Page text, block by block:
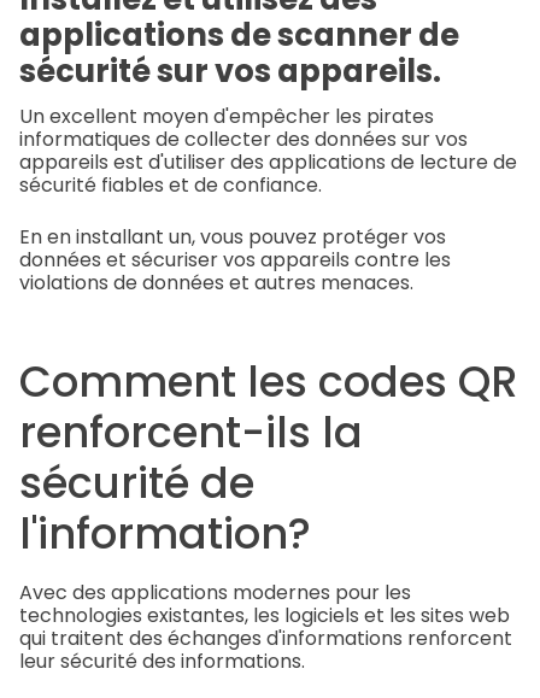
applications de scanner de
sécurité sur vos appareils.
Un excellent moyen d'empêcher les pirates
informatiques de collecter des données sur vos
appareils est d'utiliser des applications de lecture de
sécurité fiables et de confiance.
En en installant un, vous pouvez protéger vos
données et sécuriser vos appareils contre les
violations de données et autres menaces.
Comment les codes QR
renforcent-ils la
sécurité de
l'information?
Avec des applications modernes pour les
technologies existantes, les logiciels et les sites web
qui traitent des échanges d'informations renforcent
leur sécurité des informations.